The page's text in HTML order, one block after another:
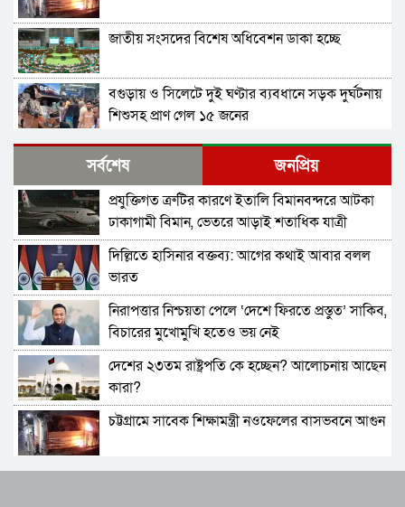
জাতীয় সংসদের বিশেষ অধিবেশন ডাকা হচ্ছে
বগুড়ায় ও সিলেটে দুই ঘণ্টার ব্যবধানে সড়ক দুর্ঘটনায়
শিশুসহ প্রাণ গেল ১৫ জনের
ঢাকায় বাসভবনে অগ্নিকাণ্ড, স্ত্রীসহ হাসপাতালে ভর্তি
পাকিস্তান হাইকমিশনার
বিমানবন্দরে ভিআইপি-সিআইপিসহ সবাইকে তল্লাশির
নির্দেশ
বিটিভির মহাপরিচালক হলেন কাজী জেসিন
র‍্যাব বিলুপ্ত করে আনা হচ্ছে নতুন বাহিনী
ভারত সফরের সিদ্ধান্ত প্রধানমন্ত্রী নেবেন: পররাষ্ট্র
প্রতিমন্ত্রী
আওয়ামী লীগ আমাদের শত্রু নয়, অচিরেই আওয়ামী
সর্বশেষ জনপ্রিয়
প্রযুক্তিগত ত্রুটির কারণে ইতালি বিমানবন্দরে আটকা
ঢাকাগামী বিমান, ভেতরে আড়াই শতাধিক যাত্রী
দিল্লিতে হাসিনার বক্তব্য: আগের কথাই আবার বলল
ভারত
নিরাপত্তার নিশ্চয়তা পেলে ‘দেশে ফিরতে প্রস্তুত’ সাকিব,
বিচারের মুখোমুখি হতেও ভয় নেই
দেশের ২৩তম রাষ্ট্রপতি কে হচ্ছেন? আলোচনায় আছেন
কারা?
চট্টগ্রামে সাবেক শিক্ষামন্ত্রী নওফেলের বাসভবনে আগুন
বাংলাদেশ-পাকিস্তানসহ ১৩ দেশের জোট, কমান্ডার